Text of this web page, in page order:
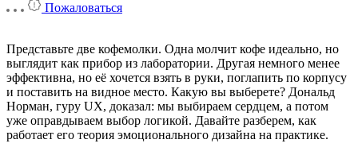
Пожаловаться
Представьте две кофемолки. Одна молчит кофе идеально, но
выглядит как прибор из лаборатории. Другая немного менее
эффективна, но её хочется взять в руки, поглапить по корпусу
и поставить на видное место. Какую вы выберете? Дональд
Норман, гуру UX, доказал: мы выбираем сердцем, а потом
уже оправдываем выбор логикой. Давайте разберем, как
работает его теория эмоционального дизайна на практике.